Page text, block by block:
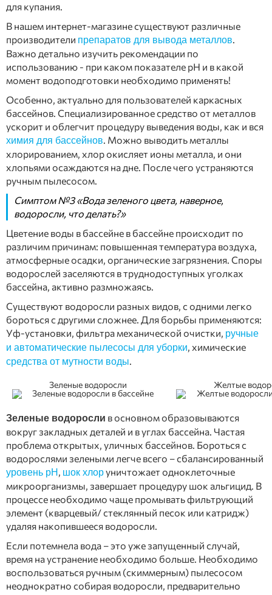
для купания.
В нашем интернет-магазине существуют различные
производители препаратов для вывода металлов.
Важно детально изучить рекомендации по
использованию - при каком показателе рН и в какой
момент водоподготовки необходимо применять!
Особенно, актуально для пользователей каркасных
бассейнов. Специализированное средство от металлов
ускорит и облегчит процедуру выведения воды, как и вся
химия для бассейнов. Можно выводить металлы
хлорированием, хлор окисляет ионы металла, и они
хлопьями осаждаются на дне. После чего устраняются
ручным пылесосом.
Симптом №3 «Вода зеленого цвета, наверное,
водоросли, что делать?»
Цветение воды в бассейне в бассейне происходит по
различим причинам: повышенная температура воздуха,
атмосферные осадки, органические загрязнения. Споры
водорослей заселяются в труднодоступных уголках
бассейна, активно размножаясь.
Существуют водоросли разных видов, с одними легко
бороться с другими сложнее. Для борьбы применяются:
Уф-установки, фильтра механической очистки, ручные
и автоматические пылесосы для уборки, химические
средства от мутности воды.
Зеленые водоросли Желтые
Зеленые водоросли в основном образовываются
вокруг закладных деталей и в углах бассейна. Частая
проблема открытых, уличных бассейнов. Бороться с
водорослями зелеными легче всего – сбалансированный
уровень рН , шок хлоруничтожает одноклеточные
микроорганизмы, завершает процедуру шок альгицид. В
процессе необходимо чаще промывать фильтрующий
элемент (кварцевый/ стеклянный песок или катридж)
удаляя накопившееся водоросли.
Если потемнела вода – это уже запущенный случай,
время на устранение необходимо больше. Необходимо
воспользоваться ручным (скиммерным) пылесосом
неоднократно собирая водоросли, предварительно